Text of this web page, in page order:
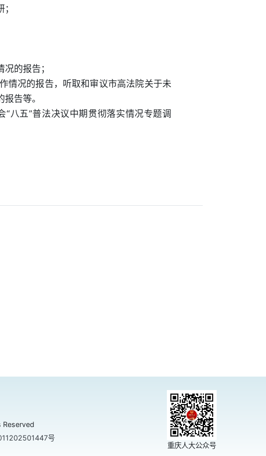
的报告；
况的报告，听取和审议市高法院关于未
告等。
五”普法决议中期贯彻落实情况专题调
号
重庆人大公众号